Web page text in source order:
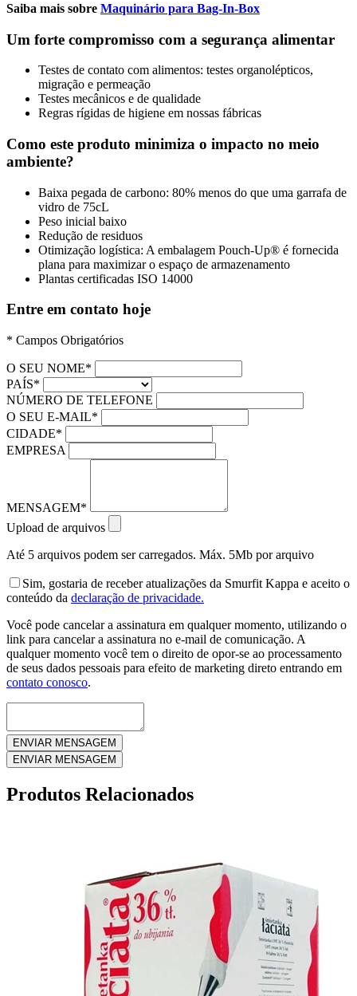
Saiba mais sobre Maquinário para Bag-In-Box
Um forte compromisso com a segurança alimentar
Testes de contato com alimentos: testes organolépticos,
migração e permeação
Testes mecânicos e de qualidade
Regras rígidas de higiene em nossas fábricas
Como este produto minimiza o impacto no meio
ambiente?
Baixa pegada de carbono: 80% menos do que uma garrafa de
vidro de 75cL
Peso inicial baixo
Redução de residuos
Otimização logística: A embalagem Pouch-Up® é fornecida
plana para maximizar o espaço de armazenamento
Plantas certificadas ISO 14000
Entre em contato hoje
* Campos Obrigatórios
O SEU NOME*
PAÍS*
NÚMERO DE TELEFONE
O SEU E-MAIL*
CIDADE*
EMPRESA
MENSAGEM*
Upload de arquivos
Até 5 arquivos podem ser carregados. Máx. 5Mb por arquivo
Sim, gostaria de receber atualizações da Smurfit Kappa e aceito o
conteúdo da declaração de privacidade.
Você pode cancelar a assinatura em qualquer momento, utilizando o
link para cancelar a assinatura no e-mail de comunicação. A
qualquer momento você tem o direito de opor-se ao processamento
de seus dados pessoais para efeito de marketing direto entrando em
contato conosco.
Produtos Relacionados